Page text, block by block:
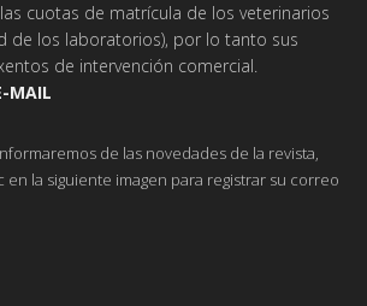
cuotas de matrícula de los veterinarios
de los laboratorios), por lo tanto sus
de intervención comercial.
MAIL
de las novedades de la revista,
en la siguiente imagen para registrar su correo